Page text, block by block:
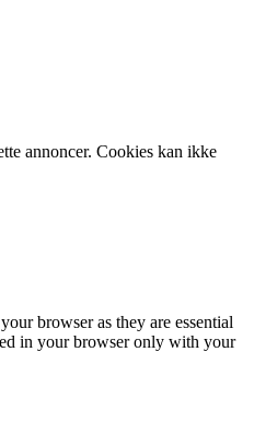
annoncer. Cookies kan ikke
browser as they are essential
in your browser only with your